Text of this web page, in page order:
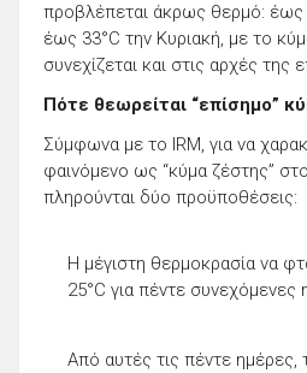
προβλέπεται άκρως θερμό: έως
έως 33°C την Κυριακή, με το
συνεχίζεται και στις αρχές
Πότε θεωρείται “επίσημο”
Σύμφωνα με το IRM, για να
φαινόμενο ως “κύμα ζέστης”
πληρούνται δύο προϋποθέσεις:
Η μέγιστη θερμοκρασία να
25°C για πέντε συνεχόμενες
Από αυτές τις πέντε ημέρες,